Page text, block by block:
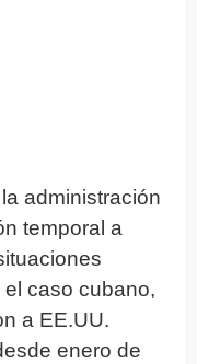
administración
temporal a
caso cubano,
a EE.UU.
enero de